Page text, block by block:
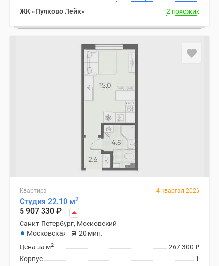
ЖК «Пулково Лейк»
2 похожих
Квартира 4 квартал 2026
Студия 22.10 м2
5 907 330 ₽
Санкт-Петербург, Московский
Московская
20 мин.
267 300 ₽
Цена за м2
1
Корпус